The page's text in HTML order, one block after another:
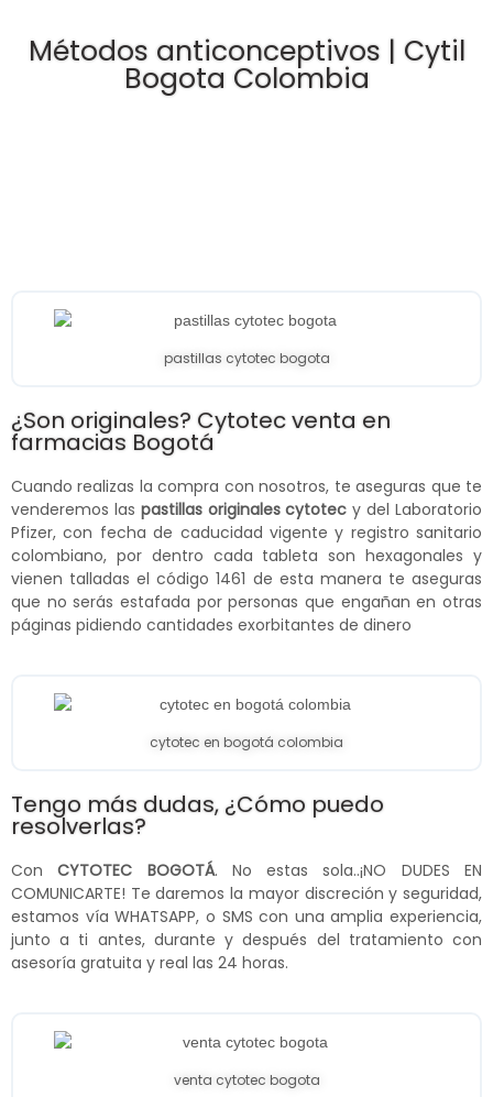
Métodos anticonceptivos | Cytil
Bogota Colombia
pastillas cytotec bogota
¿Son originales? Cytotec venta en
farmacias Bogotá
Cuando realizas la compra con nosotros, te aseguras que te
venderemos las pastillas originales cytotec y del Laboratorio
Pfizer, con fecha de caducidad vigente y registro sanitario
colombiano, por dentro cada tableta son hexagonales y
vienen talladas el código 1461 de esta manera te aseguras
que no serás estafada por personas que engañan en otras
páginas pidiendo cantidades exorbitantes de dinero
cytotec en bogotá colombia
Tengo más dudas, ¿Cómo puedo
resolverlas?
ConCYTOTEC BOGOTÁ. No estas sola..¡NO DUDES EN
COMUNICARTE! Te daremos la mayor discreción y seguridad,
estamos vía WHATSAPP, o SMS con una amplia experiencia,
junto a ti antes, durante y después del tratamiento con
asesoría gratuita y real las 24 horas.
venta cytotec bogota